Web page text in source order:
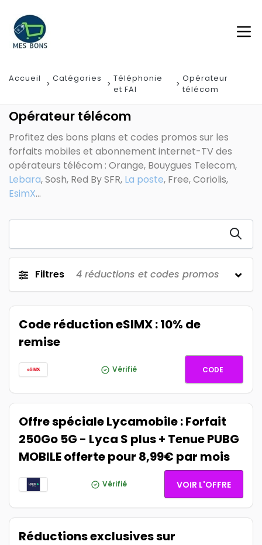
Accueil Catégories
Téléphonie
et FAI
Opérateur
télécom
Opérateur télécom
Profitez des bons plans et codes promos sur les
forfaits mobiles et abonnement internet-TV des
opérateurs télécom : Orange, Bouygues Telecom,
Lebara, Sosh, Red By SFR, La poste, Free, Coriolis,
EsimX...
Filtres 4 réductions et codes promos
Code réduction eSIMX : 10% de
remise
Vérifié ESIMX10
CODE
Offre spéciale Lycamobile : Forfait
250Go 5G - Lyca S plus + Tenue PUBG
MOBILE offerte pour 8,99€ par mois
Vérifié VOIR L'OFFRE
Réductions exclusives sur